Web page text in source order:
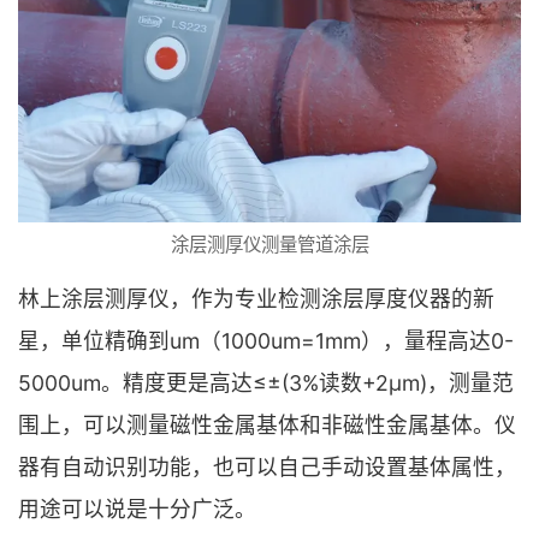
涂层测厚仪测量管道涂层
林上涂层测厚仪，作为专业检测涂层厚度仪器的新
星，单位精确到um（1000um=1mm），量程高达0-
5000um。精度更是高达≤±(3%读数+2μm)，测量范
围上，可以测量磁性金属基体和非磁性金属基体。仪
器有自动识别功能，也可以自己手动设置基体属性，
用途可以说是十分广泛。